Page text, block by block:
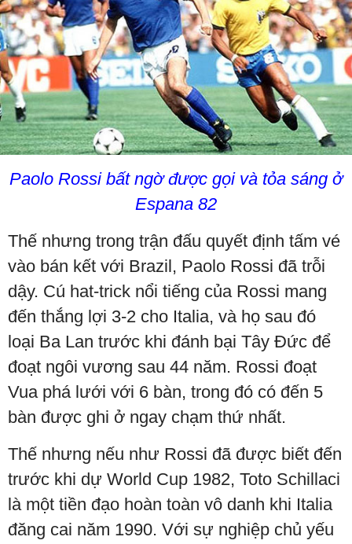
Paolo Rossi bất ngờ được gọi và tỏa sáng ở
Espana 82
Thế nhưng trong trận đấu quyết định tấm vé
vào bán kết với Brazil, Paolo Rossi đã trỗi
dậy. Cú hat-trick nổi tiếng của Rossi mang
đến thắng lợi 3-2 cho Italia, và họ sau đó
loại Ba Lan trước khi đánh bại Tây Đức để
đoạt ngôi vương sau 44 năm. Rossi đoạt
Vua phá lưới với 6 bàn, trong đó có đến 5
bàn được ghi ở ngay chạm thứ nhất.
Thế nhưng nếu như Rossi đã được biết đến
trước khi dự World Cup 1982, Toto Schillaci
là một tiền đạo hoàn toàn vô danh khi Italia
đăng cai năm 1990. Với sự nghiệp chủ yếu